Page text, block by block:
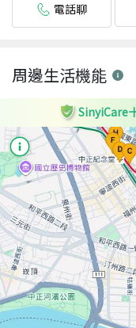
電話聊
周邊生活機能
SinyiCare